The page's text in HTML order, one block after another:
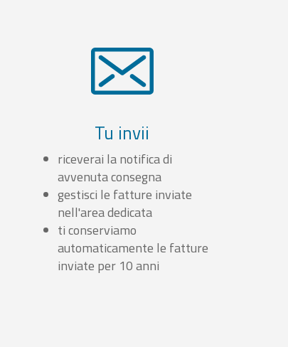
Tu invii
riceverai la notifica di
avvenuta consegna
gestisci le fatture inviate
nell'area dedicata
ti conserviamo
automaticamente le fatture
inviate per 10 anni